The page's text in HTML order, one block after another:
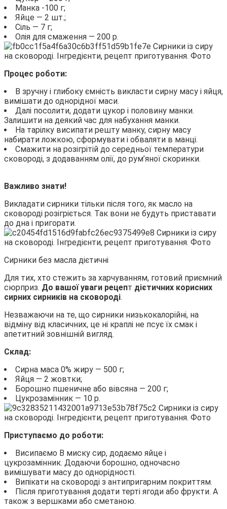
Манка -100 г;
Яйце — 2 шт.;
Сіль — 7 г;
Олія для смаження — 200 р.
Процес роботи:
В зручну і глибоку ємність викласти сирну масу і яйця,
вимішати до однорідної маси.
Далі посолити, додати цукор і половину манки.
Залишити на деякий час для набухання манки.
На тарілку висипати решту манку, сирну масу
набирати ложкою, сформувати і обваляти в манці.
Смажити на розігрітій до середньої температури
сковороді, з додаванням олії, до рум’яної скоринки.
Важливо знати!
Викладати сирники тільки після того, як масло на
сковороді розігріється. Так вони не будуть приставати
до дна і пригорати.
Сирники без масла дієтичні
Для тих, хто стежить за харчуванням, готовий приємний
сюрприз. До вашої уваги рецепт дієтичних корисних
сирних сирників на сковороді.
Незважаючи на те, що сирники низькокалорійні, на
відміну від класичних, це ні краплі не псує їх смак і
апетитний зовнішній вигляд.
Склад:
Сирна маса 0% жиру — 500 г;
Яйця — 2 жовтки;
Борошно пшеничне або вівсяна — 200 г;
Цукрозамінник — 10 р.
Приступаємо до роботи:
Висипаємо В миску сир, додаємо яйце і
цукрозамінник. Додаючи борошно, одночасно
вимішувати масу до однорідності.
Випікати на сковороді з антипригарним покриттям.
Після приготування додати терті ягоди або фрукти. А
також з вершками або сметаною.